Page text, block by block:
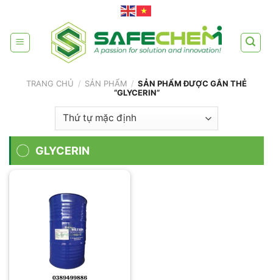
content
TRANG CHỦ / SẢN PHẨM / SẢN PHẨM ĐƯỢC GẮN THẺ
“GLYCERIN”
GLYCERIN